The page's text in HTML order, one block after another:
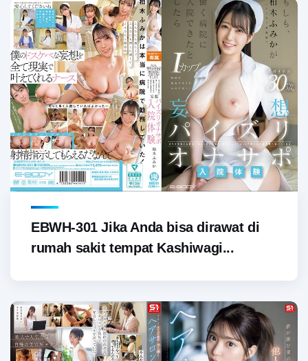
EBWH-301 Jika Anda bisa dirawat di
rumah sakit tempat Kashiwagi...